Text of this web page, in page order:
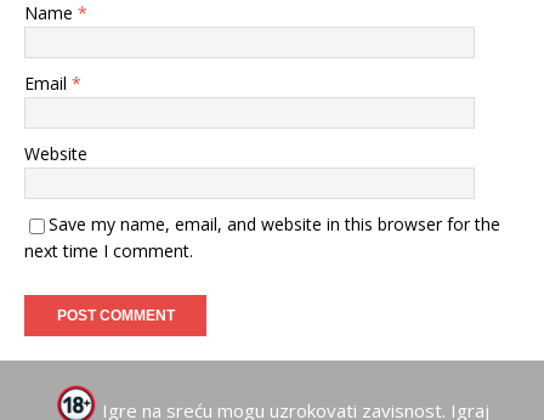
Name *
Email *
Website
Save my name, email, and website in this browser for the
next time I comment.
Igre na sreću mogu uzrokovati zavisnost. Igraj